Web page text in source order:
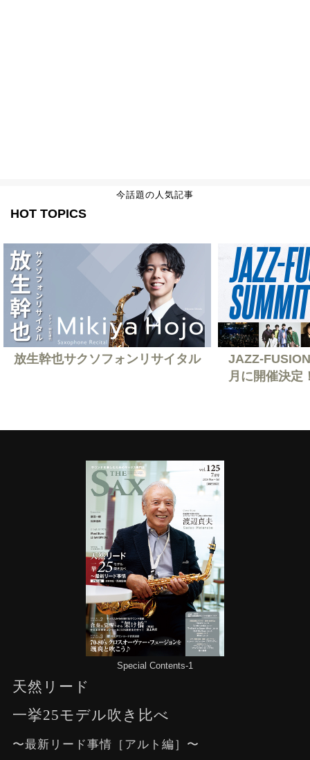
今話題の人気記事
HOT TOPICS
放生幹也サクソフォンリサイタル
JAZZ-
月に開催決定
Special Contents-1
天然リード
一挙25モデル吹き比べ
〜最新リード事情［アルト編］〜